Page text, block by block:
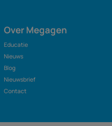
Over Megagen
Educatie
Nieuws
Blog
Nieuwsbrief
Contact